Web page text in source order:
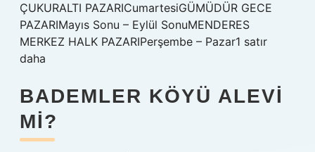
ÇUKURALTI PAZARICumartesiGÜMÜDÜR GECE
PAZARIMayıs Sonu – Eylül SonuMENDERES
MERKEZ HALK PAZARIPerşembe – Pazar1 satır
daha
BADEMLER KÖYÜ ALEVI
MI?